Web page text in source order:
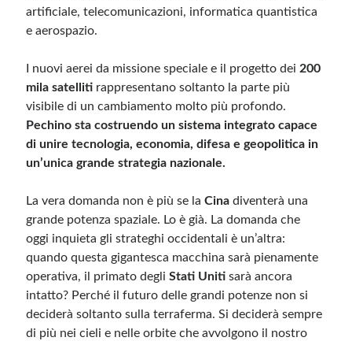
artificiale, telecomunicazioni, informatica quantistica
e aerospazio.
I nuovi aerei da missione speciale e il progetto dei 200
mila satelliti rappresentano soltanto la parte più
visibile di un cambiamento molto più profondo.
Pechino sta costruendo un sistema integrato capace
di unire tecnologia, economia, difesa e geopolitica in
un’unica grande strategia nazionale.
La vera domanda non è più se laCina diventerà una
grande potenza spaziale. Lo è già. La domanda che
oggi inquieta gli strateghi occidentali è un’altra:
quando questa gigantesca macchina sarà pienamente
operativa, il primato degliStati Uniti sarà ancora
intatto? Perché il futuro delle grandi potenze non si
deciderà soltanto sulla terraferma. Si deciderà sempre
di più nei cieli e nelle orbite che avvolgono il nostro